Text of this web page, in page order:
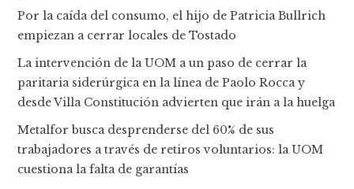
Por la caída del consumo, el hijo de Patricia Bullrich
empiezan a cerrar locales de Tostado
La intervención de la UOM a un paso de cerrar la
paritaria siderúrgica en la línea de Paolo Rocca y
desde Villa Constitución advierten que irán a la huelga
Metalfor busca desprenderse del 60% de sus
trabajadores a través de retiros voluntarios: la UOM
cuestiona la falta de garantías